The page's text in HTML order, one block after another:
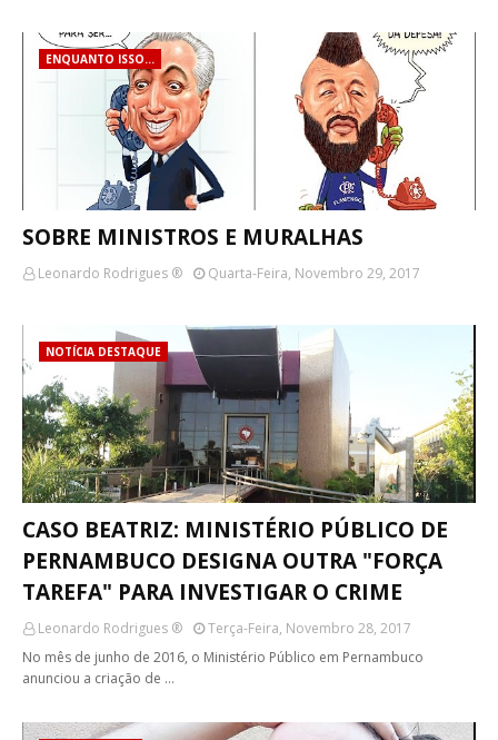
ENQUANTO ISSO...
SOBRE MINISTROS E MURALHAS
Leonardo Rodrigues ® Quarta-Feira, Novembro 29, 2017
NOTÍCIA DESTAQUE
CASO BEATRIZ: MINISTÉRIO PÚBLICO DE
PERNAMBUCO DESIGNA OUTRA "FORÇA
TAREFA" PARA INVESTIGAR O CRIME
Leonardo Rodrigues ®
Terça-Feira, Novembro 28, 2017
No mês de junho de 2016, o Ministério Público em Pernambuco
anunciou a criação de …